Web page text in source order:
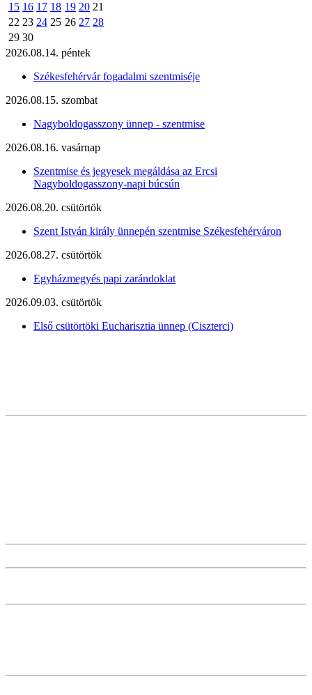
15 16 17 18 19 20 21
22 23 24 25 26 27 28
29 30
2026.08.14. péntek
Székesfehérvár fogadalmi szentmiséje
2026.08.15. szombat
Nagyboldogasszony ünnep - szentmise
2026.08.16. vasárnap
Szentmise és jegyesek megáldása az Ercsi
Nagyboldogasszony-napi búcsún
2026.08.20. csütörtök
Szent István király ünnepén szentmise Székesfehérváron
2026.08.27. csütörtök
Egyházmegyés papi zarándoklat
2026.09.03. csütörtök
Első csütörtöki Eucharisztia ünnep (Ciszterci)